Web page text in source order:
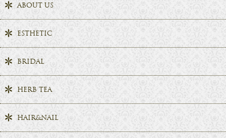
ABOUT US
ESTHETIC
BRIDAL
HERB TEA
HAIR&NAIL